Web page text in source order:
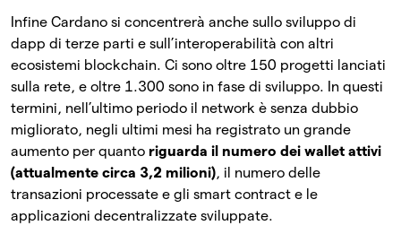
Infine Cardano si concentrerà anche sullo sviluppo di
dapp di terze parti e sull’interoperabilità con altri
ecosistemi blockchain. Ci sono oltre 150 progetti lanciati
sulla rete, e oltre 1.300 sono in fase di sviluppo. In questi
termini, nell’ultimo periodo il network è senza dubbio
migliorato, negli ultimi mesi ha registrato un grande
aumento per quanto riguarda il numero dei wallet attivi
(attualmente circa 3,2 milioni), il numero delle
transazioni processate e gli smart contract e le
applicazioni decentralizzate sviluppate.